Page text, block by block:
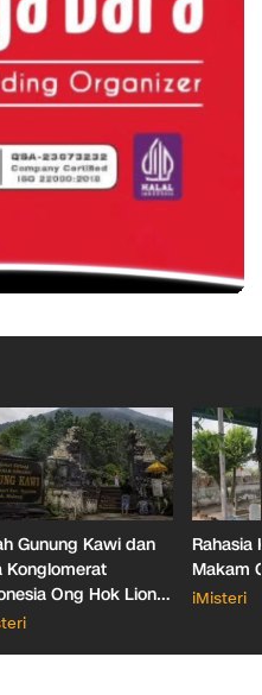
Gunung Kawi dan
Konglomerat
Ong Hok Liong
Liem Sioe Liong
Rahasia
Makam
iMisteri